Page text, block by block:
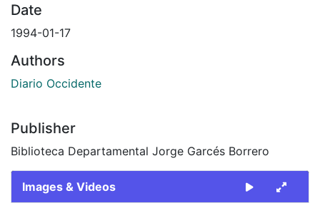
Date
1994-01-17
Authors
Diario Occidente
Publisher
Biblioteca Departamental Jorge Garcés Borrero
Images & Videos